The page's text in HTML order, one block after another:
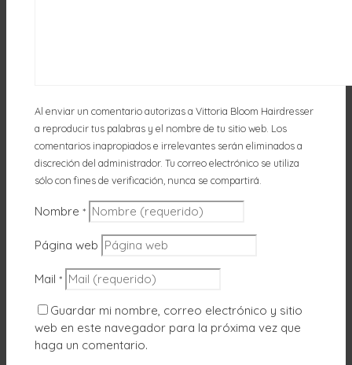
Al enviar un comentario autorizas a Vittoria Bloom Hairdresser
a reproducir tus palabras y el nombre de tu sitio web. Los
comentarios inapropiados e irrelevantes serán eliminados a
discreción del administrador. Tu correo electrónico se utiliza
sólo con fines de verificación, nunca se compartirá.
Nombre *
Página web
Mail *
Guardar mi nombre, correo electrónico y sitio
web en este navegador para la próxima vez que
haga un comentario.